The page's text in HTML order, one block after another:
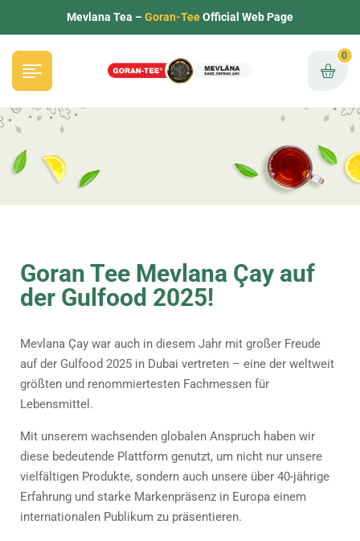
Mevlana Tea –Goran-TeeOfficial Web Page
0
Goran Tee Mevlana Çay auf
der Gulfood 2025!
Mevlana Çay war auch in diesem Jahr mit großer Freude
auf der Gulfood 2025 in Dubai vertreten – eine der weltweit
größten und renommiertesten Fachmessen für
Lebensmittel.
Mit unserem wachsenden globalen Anspruch haben wir
diese bedeutende Plattform genutzt, um nicht nur unsere
vielfältigen Produkte, sondern auch unsere über 40-jährige
Erfahrung und starke Markenpräsenz in Europa einem
internationalen Publikum zu präsentieren.